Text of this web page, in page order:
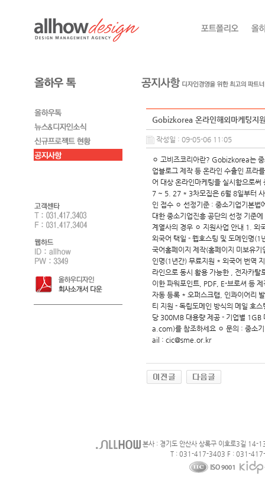
Gobizkorea 온라인해외마케팅지
작성일 : 09-05-06 11:05
ㅇ 고비즈코리아란? Gobizkorea는
업블로그 제작 등 온라인 수출인 프
어 대상 온라인마케팅을 실시함으로
7 ~ 5. 27 * 3차모집은 6월 8일부터
인 접수 ㅇ 선정기준 : 중소기업기본법
대한 중소기업진흥 공단의 선정 기준
계열사의 경우 ㅇ 지원사업 안내 1. 외
외국어 택일 - 웹호스팅 및 도메인명
국어홈페이지 제작(홈페이지 미보유
인명(1년간) 무료지원 * 외국어 번역
라인으로 동시 활용 가능한 , 전자카
이한 파워포인트, PDF, E-브로셔 등
자동 등록 * 오퍼스크랩, 인콰이어리
티 지원 - 독립도메인 방식의 메일 호
당 300MB 대용량 제공 - 기업별
a.com)를 참조하세요 ㅇ 문의 : 중소
ail : cic@sme.or.kr
본사 : 경기도 안산사 상록구 이호로3길 14-
T : 031-417-3403 F : 031-